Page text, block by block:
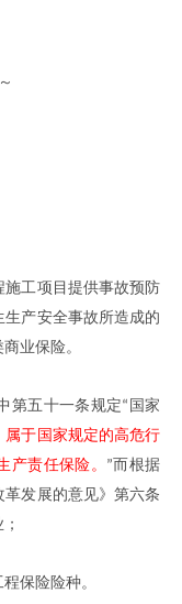
～
工项目提供事故预防
产安全事故所造成的
商业保险。
第五十一条规定“ 国家
属于国家规定的高危行
产责任保险。 ”而根据
革发展的意见》第六条
保险险种。